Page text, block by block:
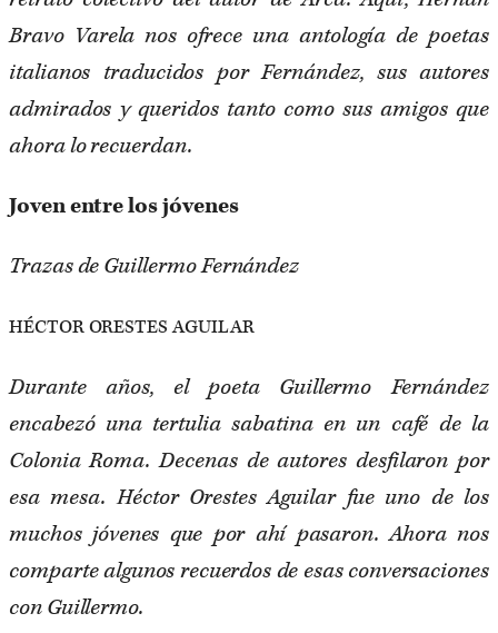
Bravo Varela nos ofrece una antología de poetas
italianos traducidos por Fernández, sus autores
admirados y queridos tanto como sus amigos que
ahora lo recuerdan.
Joven entre los jóvenes
Trazas de Guillermo Fernández
HÉCTOR ORESTES AGUILAR
Durante años, el poeta Guillermo Fernández
encabezó una tertulia sabatina en un café de la
Colonia Roma. Decenas de autores desfilaron por
esa mesa. Héctor Orestes Aguilar fue uno de los
muchos jóvenes que por ahí pasaron. Ahora nos
comparte algunos recuerdos de esas conversaciones
con Guillermo.